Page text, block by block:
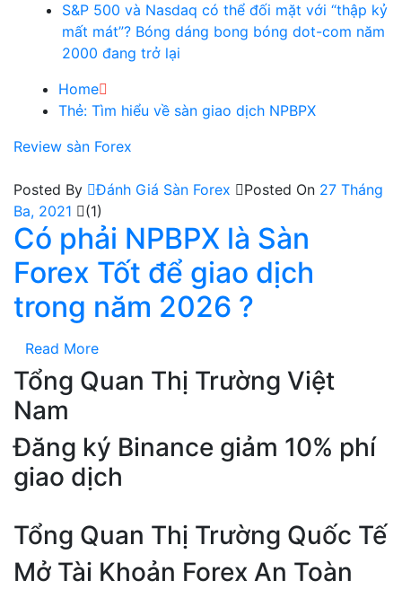
S&P 500 và Nasdaq có thể đối mặt với “thập kỷ
mất mát”? Bóng dáng bong bóng dot-com năm
2000 đang trở lại
Home
Thẻ: Tìm hiểu về sàn giao dịch NPBPX
Review sàn Forex
Posted By Đánh Giá Sàn Forex Posted On 27 Tháng
Ba, 2021
(1)
Có phải NPBPX là Sàn
Forex Tốt để giao dịch
trong năm 2026 ?
Read More
Tổng Quan Thị Trường Việt
Nam
Đăng ký Binance giảm 10% phí
giao dịch
Tổng Quan Thị Trường Quốc Tế
Mở Tài Khoản Forex An Toàn